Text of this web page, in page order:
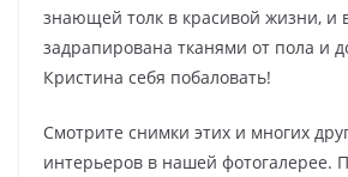
знающей толк в красивой жизни, и
задрапирована тканями от пола и
Кристина себя побаловать!
Смотрите снимки этих и многих
интерьеров в нашей фотогалерее.